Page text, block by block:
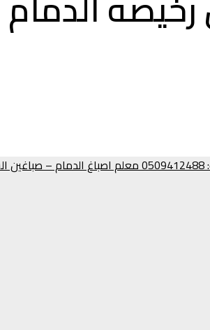
دهانات داخلية الخبر ت: 0509412488 معلم